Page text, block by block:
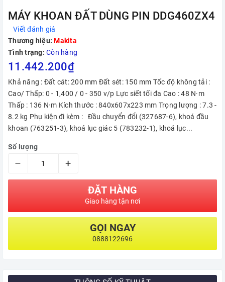
MÁY KHOAN ĐẤT DÙNG PIN DDG460ZX4
Viết đánh giá
Thương hiệu: Makita
Tình trạng: Còn hàng
11.442.200₫
Khả năng : Đất cát: 200 mm Đất sét: 150 mm Tốc độ không tải :
Cao/ Thấp: 0 - 1,400 / 0 - 350 v/p Lực siết tối đa Cao : 48 N·m
Thấp : 136 N·m Kích thước : 840x607x223 mm Trọng lượng : 7.3 -
8.2 kg Phụ kiện đi kèm : Đầu chuyển đổi (327687-6), khoá đầu
khoan (763251-3), khoá lục giác 5 (783232-1), khoá lục...
Số lượng
– +
ĐẶT HÀNG
Giao hàng tận nơi
GỌI NGAY
0888122696